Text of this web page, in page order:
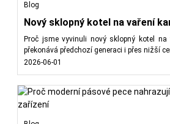
Blog
Nový sklopný kotel na vaření
Proč jsme vyvinuli nový sklopný kotel
překonává předchozí generaci i přes nižší
2026-06-01